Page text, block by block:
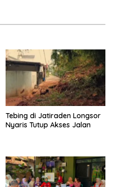
Tebing di Jatiraden Longsor
Nyaris Tutup Akses Jalan